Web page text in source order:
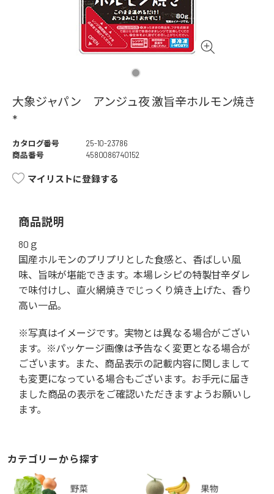
大象ジャパン アンジュ夜 激旨辛ホルモン焼き
*
カタログ番号
25-10-23786
商品番号
4580086740152
マイリストに登録する
商品説明
80ｇ
国産ホルモンのプリプリとした食感と、香ばしい風
味、旨味が堪能できます。本場レシピの特製甘辛ダレ
で味付けし、直火網焼きでじっくり焼き上げた、香り
高い一品。
※写真はイメージです。実物とは異なる場合がござい
ます。※パッケージ画像は予告なく変更となる場合が
ございます。また、商品表示の記載内容に関しまして
も変更になっている場合もございます。お手元に届き
ました商品の表示をご確認いただきますようお願いし
ます。
カテゴリーから探す